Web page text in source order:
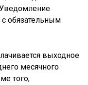
обязательным
выходное
месячного
того,